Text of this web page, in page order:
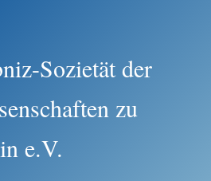
Sozietät der
zu
e.V.